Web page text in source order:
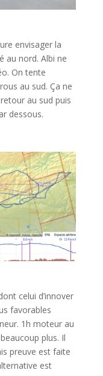
envisager la
au nord. Albi ne
On tente
au sud. Ça ne
au sud puis
dessous.
celui d’innover
favorables
1h moteur au
plus. Il
preuve est faite
est